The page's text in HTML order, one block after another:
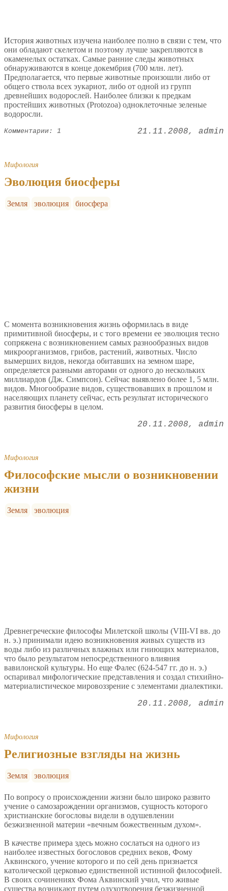
История животных изучена наиболее полно в связи с тем, что
они обладают скелетом и поэтому лучше закрепляются в
окаменелых остатках. Самые ранние следы животных
обнаруживаются в конце докембрия (700 млн. лет).
Предполагается, что первые животные произошли либо от
общего ствола всех эукариот, либо от одной из групп
древнейших водорослей. Наиболее близки к предкам
простейших животных (Protozoa) одноклеточные зеленые
водоросли.
Комментарии: 1 21.11.2008 admin
Мифология
Эволюция биосферы
Земля эволюция биосфера
С момента возникновения жизнь оформилась в виде
примитивной биосферы, и с того времени ее эволюция тесно
сопряжена с возникновением самых разнообразных видов
микроорганизмов, грибов, растений, животных. Число
вымерших видов, некогда обитавших на земном шаре,
определяется разными авторами от одного до нескольких
миллиардов (Дж. Симпсон). Сейчас выявлено более 1, 5 млн.
видов. Многообразие видов, существовавших в прошлом и
населяющих планету сейчас, есть результат исторического
развития биосферы в целом.
20.11.2008 admin
Мифология
Философские мысли о возникновении
жизни
Земля эволюция
Древнегреческие философы Милетской школы (VIII-VI вв. до
н. э.) принимали идею возникновения живых существ из
воды либо из различных влажных или гниющих материалов,
что было результатом непосредственного влияния
вавилонской культуры. Но еще Фалес (624-547 гг. до н. э.)
оспаривал мифологические представления и создал стихийно-
материалистическое мировоззрение с элементами диалектики.
20.11.2008 admin
Мифология
Религиозные взгляды на жизнь
Земля эволюция
По вопросу о происхождении жизни было широко развито
учение о самозарождении организмов, сущность которого
христианские богословы видели в одушевлении
безжизненной материи «вечным божественным духом».
В качестве примера здесь можно сослаться на одного из
наиболее известных богословов средних веков, Фому
Аквинского, учение которого и по сей день признается
католической церковью единственной истинной философией.
В своих сочинениях Фома Аквинский учил, что живые
существа возникают путем одухотворения безжизненной